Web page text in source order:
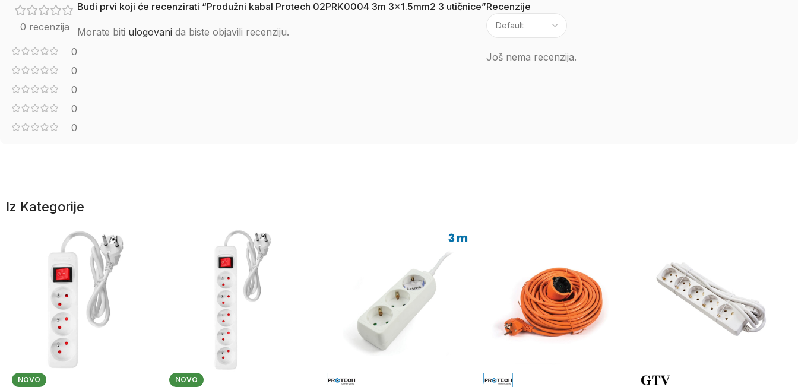
0 recenzija
0
0
0
0
0
Recenzije
Još nema recenzija.
Budi prvi koji će recenzirati “Produžni kabal Protech 02PRK0004 3m 3×1.5mm2 3 utičnice”
Morate biti ulogovani da biste objavili recenziju.
Iz Kategorije
NOVO NOVO